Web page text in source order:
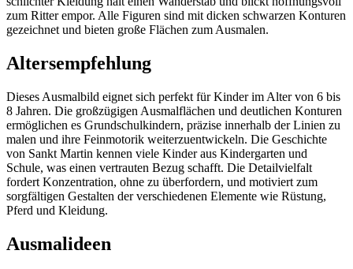
zum Ritter empor. Alle Figuren sind mit dicken schwarzen Konturen
gezeichnet und bieten große Flächen zum Ausmalen.
Altersempfehlung
Dieses Ausmalbild eignet sich perfekt für Kinder im Alter von 6 bis
8 Jahren. Die großzügigen Ausmalflächen und deutlichen Konturen
ermöglichen es Grundschulkindern, präzise innerhalb der Linien zu
malen und ihre Feinmotorik weiterzuentwickeln. Die Geschichte
von Sankt Martin kennen viele Kinder aus Kindergarten und
Schule, was einen vertrauten Bezug schafft. Die Detailvielfalt
fordert Konzentration, ohne zu überfordern, und motiviert zum
sorgfältigen Gestalten der verschiedenen Elemente wie Rüstung,
Pferd und Kleidung.
Ausmalideen